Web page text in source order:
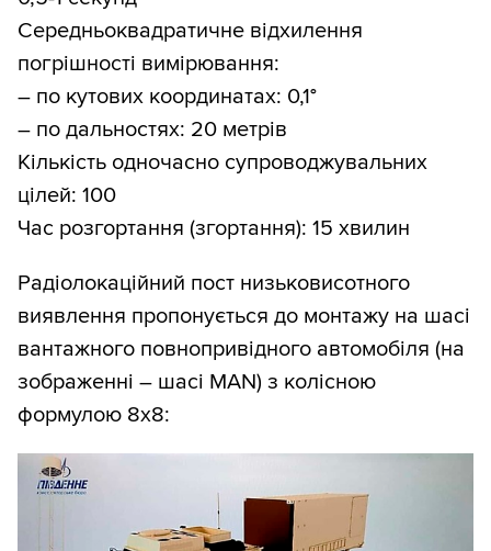
Середньоквадратичне відхилення
погрішності вимірювання:
– по кутових координатах: 0,1°
– по дальностях: 20 метрів
Кількість одночасно супроводжувальних
цілей: 100
Час розгортання (згортання): 15 хвилин
Радіолокаційний пост низьковисотного
виявлення пропонується до монтажу на шасі
вантажного повнопривідного автомобіля (на
зображенні – шасі MAN) з колісною
формулою 8х8: